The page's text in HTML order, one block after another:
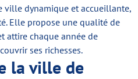
ville dynamique et accueillante,
Elle propose une qualité de
attire chaque année de
ses richesses.
la ville de